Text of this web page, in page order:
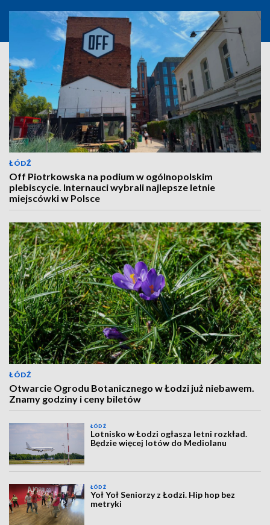
ŁÓDŹ
Off Piotrkowska na podium w ogólnopolskim
plebiscycie. Internauci wybrali najlepsze letnie
miejscówki w Polsce
ŁÓDŹ
Otwarcie Ogrodu Botanicznego w Łodzi już niebawem.
Znamy godziny i ceny biletów
ŁÓDŹ
Lotnisko w Łodzi ogłasza letni rozkład.
Będzie więcej lotów do Mediolanu
ŁÓDŹ
Yoł Yoł Seniorzy z Łodzi. Hip hop bez
metryki